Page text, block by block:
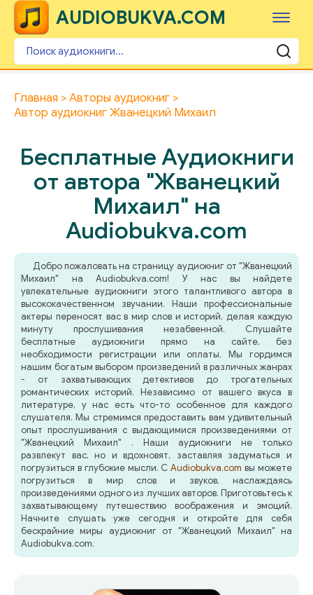
AUDIOBUKVA.COM
Главная
Авторы аудиокниг
Автор аудиокниг Жванецкий Михаил
Бесплатные Аудиокниги
от автора "Жванецкий
Михаил" на
Audiobukva.com
Добро пожаловать на страницу аудиокниг от "Жванецкий
Михаил" на Audiobukva.com! У нас вы найдете
увлекательные аудиокниги этого талантливого автора в
высококачественном звучании. Наши профессиональные
актеры переносят вас в мир слов и историй, делая каждую
минуту прослушивания незабвенной. Слушайте
бесплатные аудиокниги прямо на сайте, без
необходимости регистрации или оплаты. Мы гордимся
нашим богатым выбором произведений в различных жанрах
- от захватывающих детективов до трогательных
романтических историй. Независимо от вашего вкуса в
литературе, у нас есть что-то особенное для каждого
слушателя. Мы стремимся предоставить вам удивительный
опыт прослушивания с выдающимися произведениями от
"Жванецкий Михаил" . Наши аудиокниги не только
развлекут вас, но и вдохновят, заставляя задуматься и
погрузиться в глубокие мысли. СAudiobukva.com вы можете
погрузиться в мир слов и звуков, наслаждаясь
произведениями одного из лучших авторов. Приготовьтесь к
захватывающему путешествию воображения и эмоций.
Начните слушать уже сегодня и откройте для себя
бескрайние миры аудиокниг от "Жванецкий Михаил" на
Audiobukva.com.